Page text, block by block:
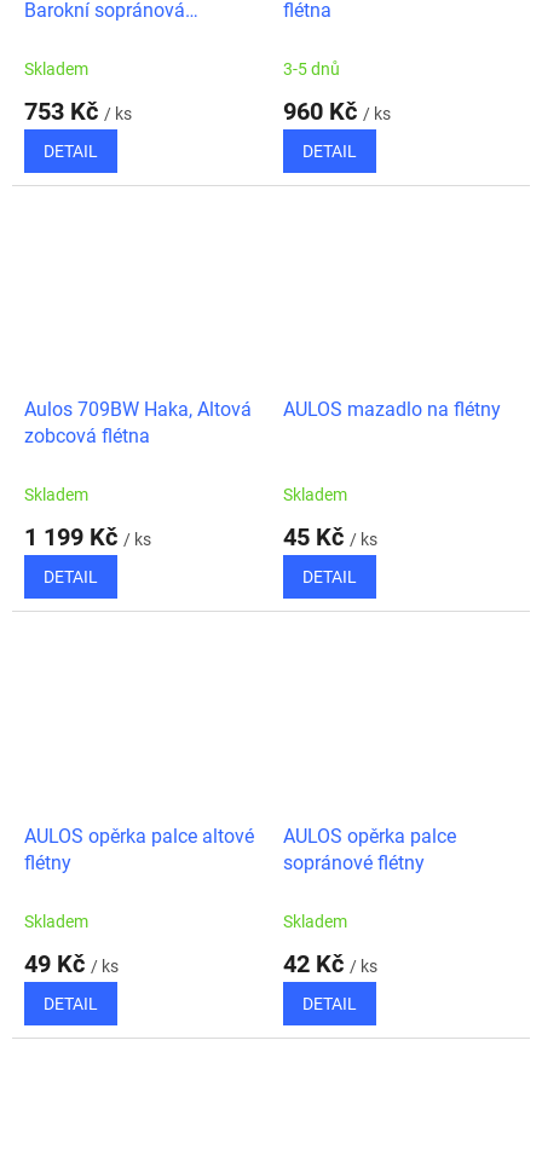
Barokní sopránová
Skladem
753 Kč / ks
DETAIL
flétna
3-5 dnů
960 Kč / ks
DETAIL
Aulos 709BW Haka, Altová
zobcová flétna
Skladem
1 199 Kč / ks
DETAIL
AULOS mazadlo na flétny
Skladem
45 Kč / ks
DETAIL
AULOS opěrka palce altové
flétny
Skladem
49 Kč / ks
DETAIL
AULOS opěrka palce
sopránové flétny
Skladem
42 Kč / ks
DETAIL